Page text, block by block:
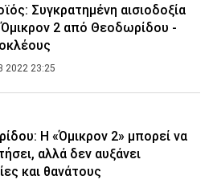
Συγκρατημένη αισιοδοξία
Όμικρον 2 από Θεοδωρίδου -
2022 23:25
H «Όμικρον 2» μπορεί να
αλλά δεν αυξάνει
και θανάτους